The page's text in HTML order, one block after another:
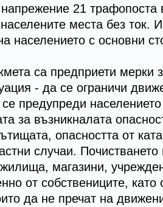
21 трафопоста
места без ток.
населението с основни
са предприети мерки
- да се ограничи
предупреди
за възникналата
опасността от
случаи. Почистването
магазини,
от собствениците, като
да не пречат на